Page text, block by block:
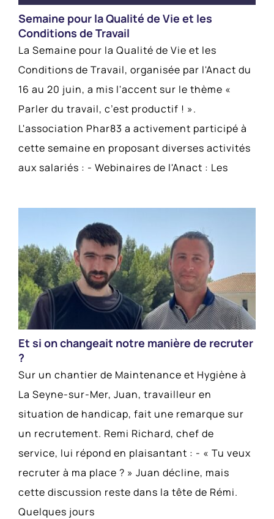
Semaine pour la Qualité de Vie et les
Conditions de Travail
La Semaine pour la Qualité de Vie et les
Conditions de Travail, organisée par l'Anact du
16 au 20 juin, a mis l'accent sur le thème «
Parler du travail, c’est productif ! ».
L'association Phar83 a activement participé à
cette semaine en proposant diverses activités
aux salariés : - Webinaires de l'Anact : Les
Et si on changeait notre manière de recruter
?
Sur un chantier de Maintenance et Hygiène à
La Seyne-sur-Mer, Juan, travailleur en
situation de handicap, fait une remarque sur
un recrutement. Remi Richard, chef de
service, lui répond en plaisantant : - « Tu veux
recruter à ma place ? » Juan décline, mais
cette discussion reste dans la tête de Rémi.
Quelques jours